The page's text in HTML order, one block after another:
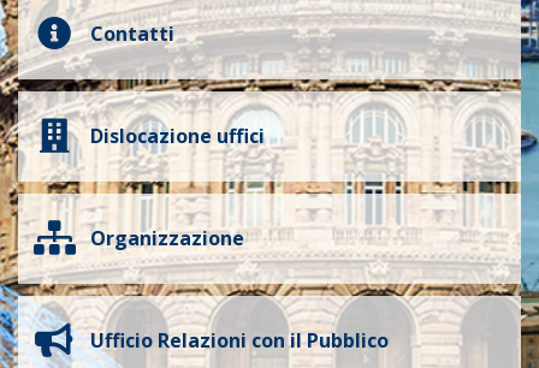
Contatti
Dislocazione uffici
Organizzazione
Ufficio Relazioni con il Pubblico